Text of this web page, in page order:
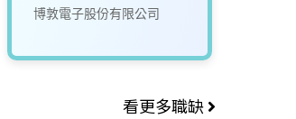
博敦電子股份有限公司
看更多職缺